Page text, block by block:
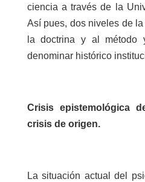
ciencia a través de la
Así pues, dos niveles de
la doctrina y al método
denominar histórico
Crisis epistemológica
crisis de origen.
La situación actual del